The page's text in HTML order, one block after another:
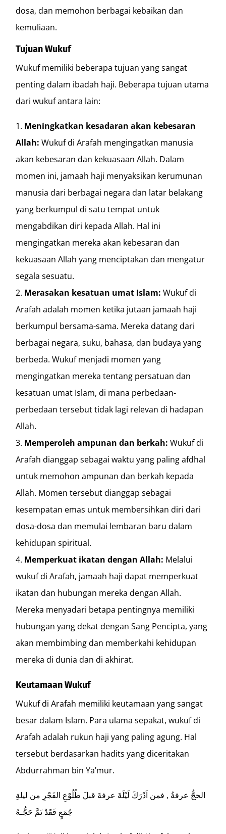
dosa, dan memohon berbagai kebaikan dan
kemuliaan.
Tujuan Wukuf
Wukuf memiliki beberapa tujuan yang sangat
penting dalam ibadah haji. Beberapa tujuan utama
dari wukuf antara lain:
Meningkatkan kesadaran akan kebesaran
Allah: Wukuf di Arafah mengingatkan manusia
akan kebesaran dan kekuasaan Allah. Dalam
momen ini, jamaah haji menyaksikan kerumunan
manusia dari berbagai negara dan latar belakang
yang berkumpul di satu tempat untuk
mengabdikan diri kepada Allah. Hal ini
mengingatkan mereka akan kebesaran dan
kekuasaan Allah yang menciptakan dan mengatur
segala sesuatu.
Merasakan kesatuan umat Islam: Wukuf di
Arafah adalah momen ketika jutaan jamaah haji
berkumpul bersama-sama. Mereka datang dari
berbagai negara, suku, bahasa, dan budaya yang
berbeda. Wukuf menjadi momen yang
mengingatkan mereka tentang persatuan dan
kesatuan umat Islam, di mana perbedaan-
perbedaan tersebut tidak lagi relevan di hadapan
Allah.
Memperoleh ampunan dan berkah: Wukuf di
Arafah dianggap sebagai waktu yang paling afdhal
untuk memohon ampunan dan berkah kepada
Allah. Momen tersebut dianggap sebagai
kesempatan emas untuk membersihkan diri dari
dosa-dosa dan memulai lembaran baru dalam
kehidupan spiritual.
Memperkuat ikatan dengan Allah: Melalui
wukuf di Arafah, jamaah haji dapat memperkuat
ikatan dan hubungan mereka dengan Allah.
Mereka menyadari betapa pentingnya memiliki
hubungan yang dekat dengan Sang Pencipta, yang
akan membimbing dan memberkahi kehidupan
mereka di dunia dan di akhirat.
Keutamaan Wukuf
Wukuf di Arafah memiliki keutamaan yang sangat
besar dalam Islam. Para ulama sepakat, wukuf di
Arafah adalah rukun haji yang paling agung. Hal
tersebut berdasarkan hadits yang diceritakan
Abdurrahman bin Ya’mur.
الحجُّ عرفةُ , فمن اَدْرَكَ لَيْلَةَ عرفةَ قبلَ طُلُوْعِ الفَجْرِ من ليلةِ
جُمَعٍ فَقَدْ تَمَّ حَجُّـهُ